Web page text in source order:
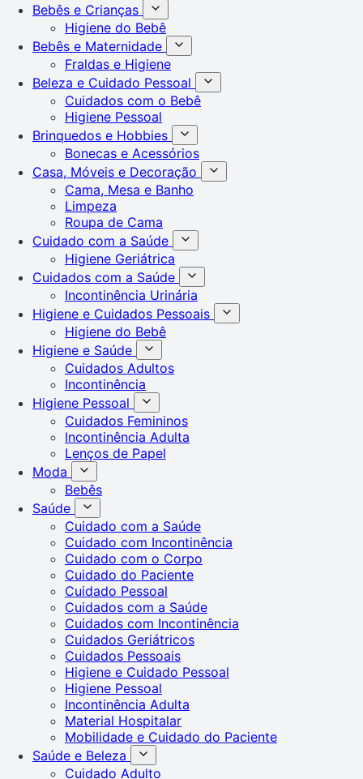
Bebês e Crianças
Higiene do Bebê
Bebês e Maternidade
Fraldas e Higiene
Beleza e Cuidado Pessoal
Cuidados com o Bebê
Higiene Pessoal
Brinquedos e Hobbies
Bonecas e Acessórios
Casa, Móveis e Decoração
Cama, Mesa e Banho
Limpeza
Roupa de Cama
Cuidado com a Saúde
Higiene Geriátrica
Cuidados com a Saúde
Incontinência Urinária
Higiene e Cuidados Pessoais
Higiene do Bebê
Higiene e Saúde
Cuidados Adultos
Incontinência
Higiene Pessoal
Cuidados Femininos
Incontinência Adulta
Lenços de Papel
Moda
Bebês
Saúde
Cuidado com a Saúde
Cuidado com Incontinência
Cuidado com o Corpo
Cuidado do Paciente
Cuidado Pessoal
Cuidados com a Saúde
Cuidados com Incontinência
Cuidados Geriátricos
Cuidados Pessoais
Higiene e Cuidado Pessoal
Higiene Pessoal
Incontinência Adulta
Material Hospitalar
Mobilidade e Cuidado do Paciente
Saúde e Beleza
Cuidado Adulto